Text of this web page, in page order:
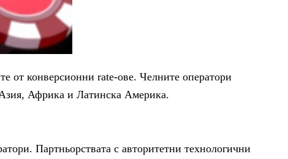
от конверсионни rate-ове. Челните оператори
Африка и Латинска Америка.
Партньорствата с авторитетни технологични